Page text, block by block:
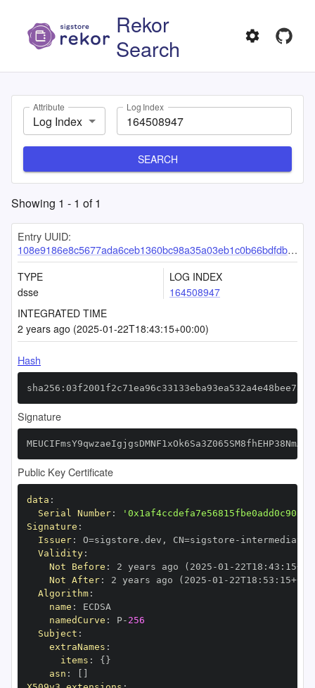
Rekor
Search
Attribute
Log Index
Log Index
SEARCH
Showing 1 - 1 of1
Entry UUID:
108e9186e8c5677ada6ceb1360bc98a35a03eb1c0b66bdfdb3c232098e7a198f8693617c736d0c1c
TYPE
dsse
LOG INDEX
164508947
INTEGRATED TIME
2 years ago (2025-01-22T18:43:15+00:00)
Hash
Signature
Public Key Certificate
data :
Serial Number:
Signature :
Issuer: O=sigstore.dev , CN=sigstore -
Validity:
Not Before : 2 years ago (2025 -01 - 22T18 : 43 : 15+00
Not After: 2 years ago (2025 -01 - 22T18 : 53 : 15+00
Algorithm:
name :
namedCurve : P- 256
Subject :
extraNames :
items : { }
asn :